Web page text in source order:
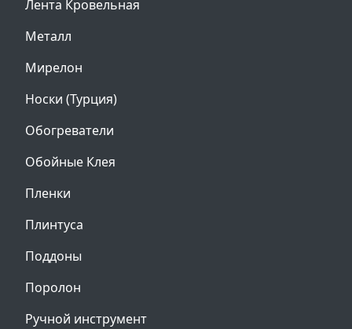
Лента Кровельная
Металл
Мирелон
Носки (Турция)
Обогреватели
Обойные Клея
Пленки
Плинтуса
Поддоны
Поролон
Ручной инструмент